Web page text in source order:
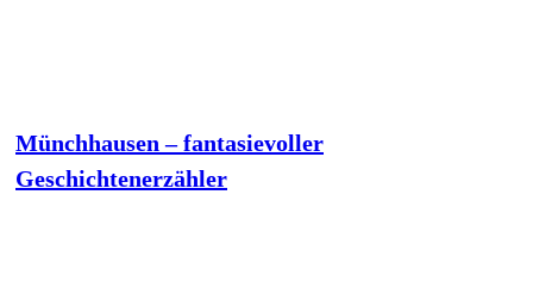
Münchhausen – fantasievoller
Geschichtenerzähler